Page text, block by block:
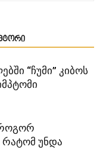
“ჩუმი” კიბოს
რატომ უნდა